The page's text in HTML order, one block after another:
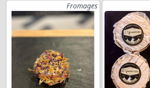
Fromages